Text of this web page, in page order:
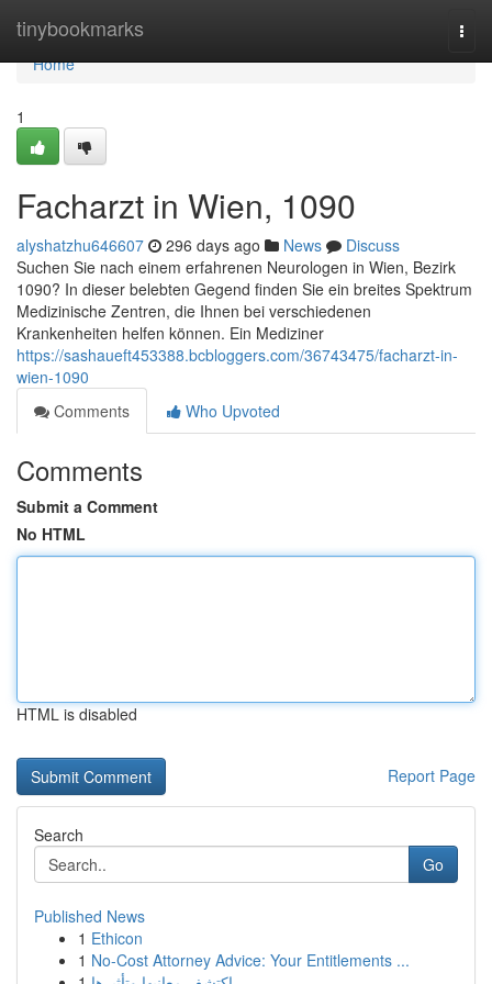
tinybookmarks
Home
Home
1
Facharzt in Wien, 1090
alyshatzhu646607 296 days ago News
Discuss
Suchen Sie nach einem erfahrenen Neurologen in Wien, Bezirk
1090? In dieser belebten Gegend finden Sie ein breites Spektrum
Medizinische Zentren, die Ihnen bei verschiedenen
Krankenheiten helfen können. Ein Mediziner
https://sashaueft453388.bcbloggers.com/36743475/facharzt-in-
wien-1090
Comments
Who Upvoted
Comments
Submit a Comment
No HTML
HTML is disabled
Report Page
Search
Go
Published News
1 Ethicon
1 No-Cost Attorney Advice: Your Entitlements ...